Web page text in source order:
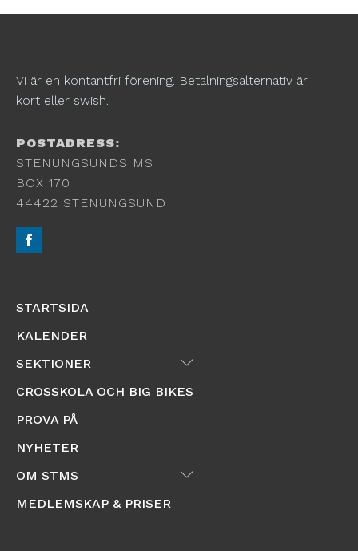
Vi är en kontantfri förening. Betalningsalternativ är
kort eller swish.
POSTADRESS:
STENUNGSUNDS MS
BOX 170
44422 STENUNGSUND
STARTSIDA
KALENDER
SEKTIONER
Submenu
CROSSKOLA OCH BIG BIKES
PROVA PÅ
NYHETER
OM STMS
Submenu
MEDLEMSKAP & PRISER